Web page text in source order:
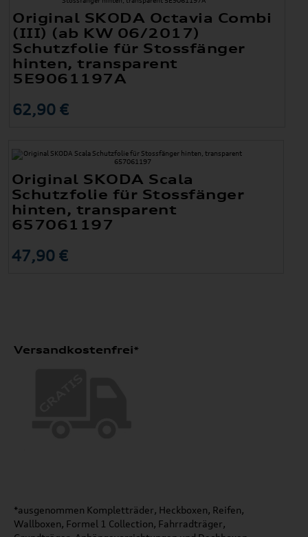
Original SKODA Octavia Combi
(III) (ab KW 06/2017)
Schutzfolie für Stossfänger
hinten, transparent
5E9061197A
62,90 €
Original SKODA Scala
Schutzfolie für Stossfänger
hinten, transparent
657061197
47,90 €
Versandkostenfrei*
*ausgenommen Kompletträder, Heckboxen, Reifen,
Wallboxen, Formel 1 Collection, Fahrradträger,